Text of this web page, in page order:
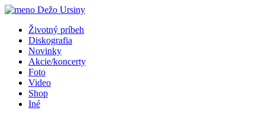
Životný príbeh
Diskografia
Novinky
Akcie/koncerty
Foto
Video
Shop
Iné